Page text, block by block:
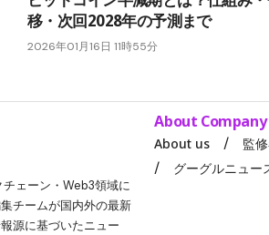
移・次回2028年の予測まで
2026年01月16日 11時55分
ェーン・Web3領域に
チームが国内外の最新
源に基づいたニュー
About Company
About us 監
グーグルニュー